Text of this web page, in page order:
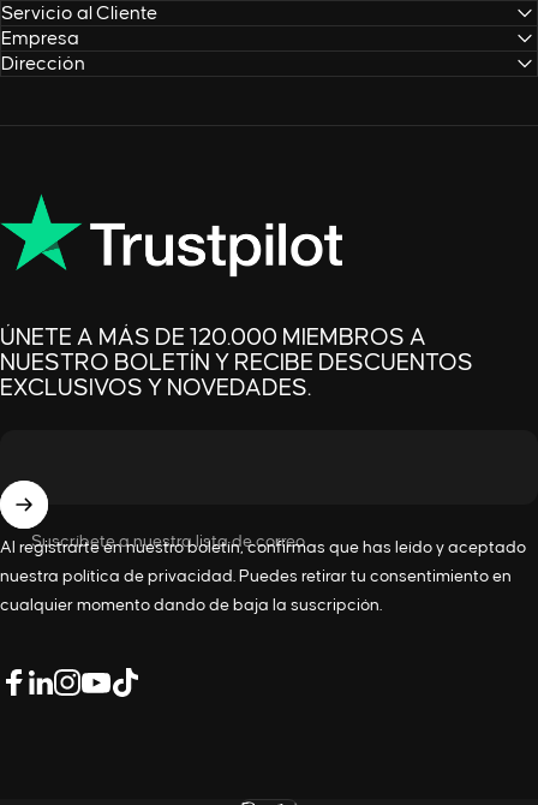
Servicio al Cliente
Empresa
Dirección
ÚNETE A MÁS DE 120.000 MIEMBROS A
NUESTRO BOLETÍN Y RECIBE DESCUENTOS
EXCLUSIVOS Y NOVEDADES.
Suscríbete a nuestra lista de correo
Al registrarte en nuestro boletín, confirmas que has leído y aceptado
nuestra política de privacidad. Puedes retirar tu consentimiento en
cualquier momento dando de baja la suscripción.